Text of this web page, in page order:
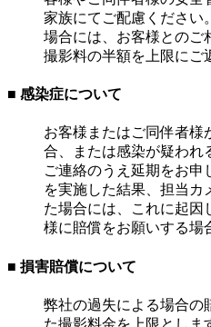
家族にてご配慮ください
場合には、お客様とのご
撮影料の半額を上限にご
■ 感染症について
お客様またはご同伴者様
合、または感染が疑われ
ご連絡のうえ延期をお申
を実施した結果、担当カ
た場合には、これに起因
様に賠償をお願いする場
■ 損害賠償について
弊社の過失による場合の
た撮影料金を上限としま